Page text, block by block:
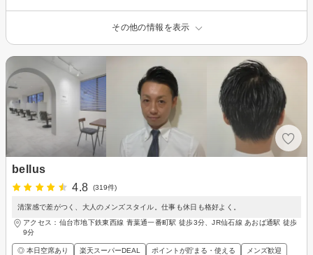
その他の情報を表示
bellus
4.8
(319件)
清潔感で差がつく、大人のメンズスタイル。仕事も休日も格好よく。
アクセス：仙台市地下鉄東西線 青葉通一番町駅 徒歩3分、JR仙石線 あおば通駅 徒歩
9分
◎ 本日空席あり 楽天スーパーDEAL ポイントが貯まる・使える メンズ歓迎